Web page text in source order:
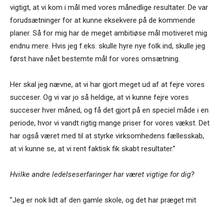
vigtigt, at vi kom i mål med vores månedlige resultater. De var
forudsætninger for at kunne eksekvere på de kommende
planer. Så for mig har de meget ambitiøse mål motiveret mig
endnu mere. Hvis jeg f.eks. skulle hyre nye folk ind, skulle jeg
først have nået bestemte mål for vores omsætning.
Her skal jeg nævne, at vi har gjort meget ud af at fejre vores
succeser. Og vi var jo så heldige, at vi kunne fejre vores
succeser hver måned, og få det gjort på en speciel måde i en
periode, hvor vi vandt rigtig mange priser for vores vækst. Det
har også været med til at styrke virksomhedens fællesskab,
at vi kunne se, at vi rent faktisk fik skabt resultater.”
Hvilke andre ledelseserfaringer har været vigtige for dig?
”Jeg er nok lidt af den gamle skole, og det har præget mit